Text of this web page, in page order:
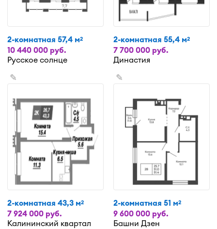
2-комнатная 57,4 м2
10 440 000 руб.
Русское солнце
2-комнатная 55,4 м2
7 700 000 руб.
Династия
✎
2-комнатная 43,3 м2
7 924 000 руб.
Калининский квартал
✎
2-комнатная 51 м2
9 600 000 руб.
Башни Дзен